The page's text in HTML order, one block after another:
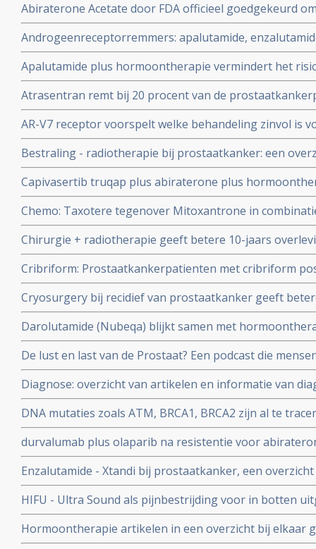
Abiraterone Acetate door FDA officieel goedgekeurd
gevorderde prostaatkanker
Androgeenreceptorremmers: apalutamide,
betere overall overleving dan een placebo bij mannen
hormoonresistente prostaatkanker. . Zelfs bij mannen
Apalutamide plus hormoontherapie vermindert het
overlijden (min 33 procent) ongeacht
patiënten met uitgezaaide hormoonresistente
Atrasentran remt bij 20 procent van de
uitgezaaide prostaatkanker aldus fase 3 studie.
AR-V7 receptor voorspelt welke behandeling zinvol is
gevorderde prostaatkanker: chemo of abiraterone en
Bestraling - radiotherapie bij prostaatkanker: een
recente ontwikkelingen
Capivasertib truqap plus abiraterone plus
PTEN-deficiënte uitgezaaide hormoongevoelige
ziekteprogressievrije overleving in vergelijking met
hormoontherapie
Chemo: Taxotere tegenover Mitoxantrone in
leven van prostaatkankerpatiënten met gemiddeld drie
prostaatkanker is geen effectieve behandeling
Chirurgie + radiotherapie geeft betere 10-jaars
radiotherapie plus hormoontherapie voor
lymfklieren, maar geeft wel meer bijwerkingen.
Cribriform: Prostaatkankerpatienten met cribriform
uitzaaiingen op afstand in vergelijking met
negatief testen
Cryosurgery bij recidief van prostaatkanker geeft
hormoontherapie en zelfde resultaten op overleving
Darolutamide (Nubeqa) blijkt samen met
dan chemo met docetaxel bij uitgezaaide
fase III studie Aranote
De lust en last van de Prostaat? Een podcast die
en alles daaromheen iets verder kan helpen. Van Dr.
Jeroen de Haas
Diagnose: overzicht van artikelen en informatie van
verdenking van prostaatkanker
DNA mutaties zoals ATM, BRCA1, BRCA2 zijn al te
uitgezaaide prostaatkanker en hebben voorspellende
durvalumab plus olaparib na resistentie voor
alsnog mediaan minimaal een jaar progressieve
bij in botten uitgezaaide prostaatkanker
Enzalutamide - Xtandi bij prostaatkanker, een
HIFU - Ultra Sound als pijnbestrijding voor in botten
UMC Utrecht neemt nog steeds deelnemers aan. copy 1
Hormoontherapie artikelen in een overzicht bij elkaar